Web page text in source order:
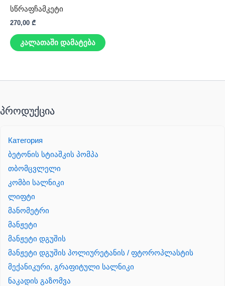
სწრაფჩამკეტი
270,00 ₾
კალათაში დამატება
პროდუქცია
Категория
ბეტონის სტიაშკის პომპა
თბომცვლელი
კომბი სალნიკი
ლიფტი
მანომეტრი
მანჟეტი
მანჟეტი დგუშის
მანჟეტი დგუშის პოლიურეტანის / ფტოროპლასტის
მექანიკური, გრაფიტული სალნიკი
ნაკადის გაზომვა